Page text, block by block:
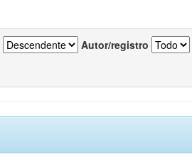
Autor/registro